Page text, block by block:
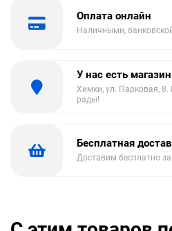
Оплата онлайн
Наличными,
У нас есть магазин
Химки, ул. Парковая,
рады!
Бесплатная
Доставим бесплатно